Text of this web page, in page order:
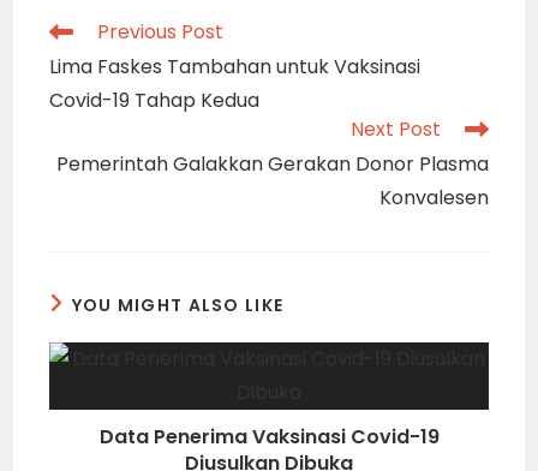
Read
more
articles
Previous Post
Lima Faskes Tambahan untuk Vaksinasi
Covid-19 Tahap Kedua
Next Post
Pemerintah Galakkan Gerakan Donor Plasma
Konvalesen
YOU MIGHT ALSO LIKE
Data Penerima Vaksinasi Covid-19
Diusulkan Dibuka